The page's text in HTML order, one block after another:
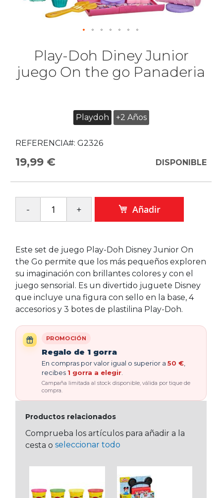
Play-Doh Diney Junior
juego On the go Panaderia
Playdoh +2 Años
REFERENCIA#: G2326
19,99 € DISPONIBLE
Añadir
Este set de juego Play-Doh Disney Junior On
the Go permite que los más pequeños exploren
su imaginación con brillantes colores y con el
juego sensorial. Es un divertido juguete Disney
que incluye una figura con sello en la base, 4
accesorios y 3 botes de plastilina Play-Doh.
PROMOCIÓN
Regalo de 1 gorra
En compras por valor igual o superior a 50 €
recibes 1 gorra a elegir
Campaña limitada al stock disponible, válida por tique de
compra.
Productos relacionados
Comprueba los artículos para añadir a la
cesta o seleccionar todo